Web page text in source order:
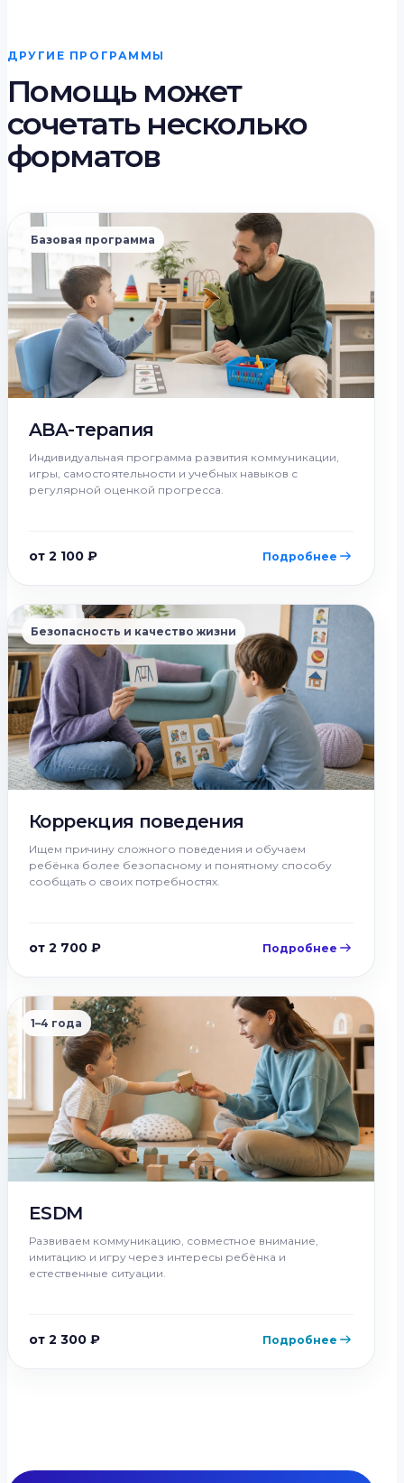
ДРУГИЕ ПРОГРАММЫ
Помощь может
сочетать несколько
форматов
Базовая программа
ABA-терапия
Индивидуальная программа развития коммуникации,
игры, самостоятельности и учебных навыков с
регулярной оценкой прогресса.
от 2 100 ₽ Подробнее
Безопасность и качество жизни
Коррекция поведения
Ищем причину сложного поведения и обучаем
ребёнка более безопасному и понятному способу
сообщать о своих потребностях.
от 2 700 ₽ Подробнее
1–4 года
ESDM
Развиваем коммуникацию, совместное внимание,
имитацию и игру через интересы ребёнка и
естественные ситуации.
от 2 300 ₽ Подробнее